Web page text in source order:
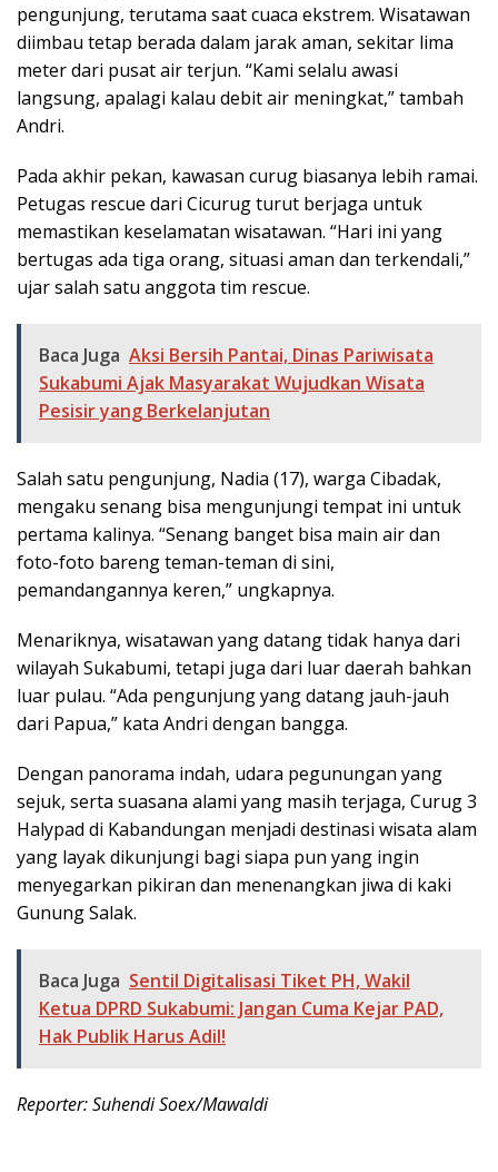
pengunjung, terutama saat cuaca ekstrem. Wisatawan
diimbau tetap berada dalam jarak aman, sekitar lima
meter dari pusat air terjun. “Kami selalu awasi
langsung, apalagi kalau debit air meningkat,” tambah
Andri.
Pada akhir pekan, kawasan curug biasanya lebih ramai.
Petugas rescue dari Cicurug turut berjaga untuk
memastikan keselamatan wisatawan. “Hari ini yang
bertugas ada tiga orang, situasi aman dan terkendali,”
ujar salah satu anggota tim rescue.
Baca Juga Aksi Bersih Pantai, Dinas Pariwisata
Sukabumi Ajak Masyarakat Wujudkan Wisata
Pesisir yang Berkelanjutan
Salah satu pengunjung, Nadia (17), warga Cibadak,
mengaku senang bisa mengunjungi tempat ini untuk
pertama kalinya. “Senang banget bisa main air dan
foto-foto bareng teman-teman di sini,
pemandangannya keren,” ungkapnya.
Menariknya, wisatawan yang datang tidak hanya dari
wilayah Sukabumi, tetapi juga dari luar daerah bahkan
luar pulau. “Ada pengunjung yang datang jauh-jauh
dari Papua,” kata Andri dengan bangga.
Dengan panorama indah, udara pegunungan yang
sejuk, serta suasana alami yang masih terjaga, Curug 3
Halypad di Kabandungan menjadi destinasi wisata alam
yang layak dikunjungi bagi siapa pun yang ingin
menyegarkan pikiran dan menenangkan jiwa di kaki
Gunung Salak.
Baca Juga Sentil Digitalisasi Tiket PH, Wakil
Ketua DPRD Sukabumi: Jangan Cuma Kejar PAD,
Hak Publik Harus Adil!
Reporter: Suhendi Soex/Mawaldi